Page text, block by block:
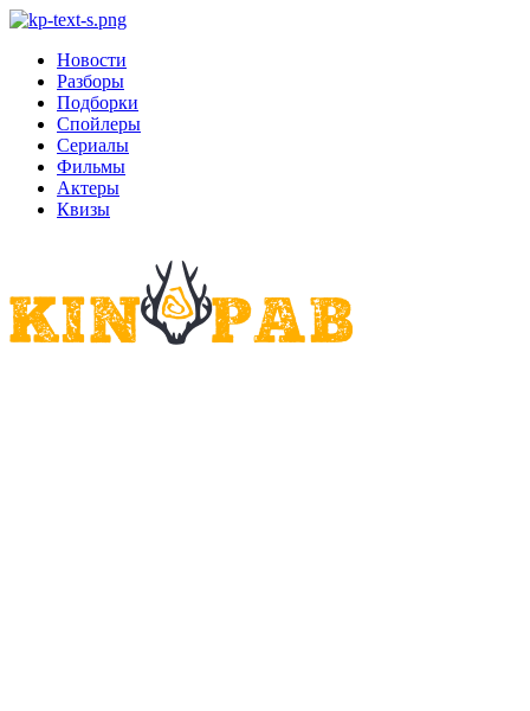
Новости
Разборы
Подборки
Спойлеры
Сериалы
Фильмы
Актеры
Квизы